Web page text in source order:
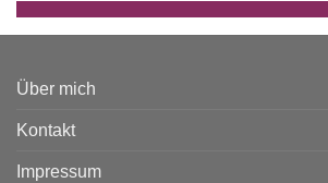
Über mich
Kontakt
Impressum